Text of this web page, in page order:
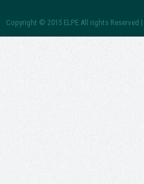
Copyright © 2015 ELPE.All rights Reserved |